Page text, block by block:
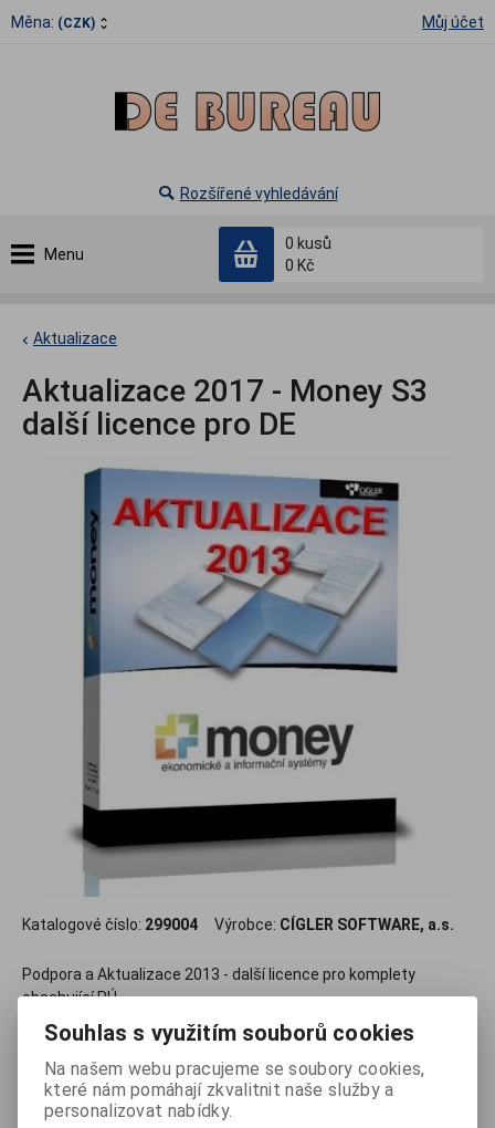
Měna: (CZK) Můj účet
Menu
0 kusů
0 Kč
Rozšířené vyhledávání
Aktualizace
Aktualizace 2017 - Money S3
další licence pro DE
Katalogové číslo: 299004 Výrobce: CÍGLER SOFTWARE, a.s.
Podpora a Aktualizace 2013 - další licence pro komplety
obsahující PÚ
714 Kč (Vaše cena bez DPH:590 Kč)

Souhlas s využitím souborů cookies
Na našem webu pracujeme se soubory cookies,
které nám pomáhají zkvalitnit naše služby a
personalizovat nabídky.